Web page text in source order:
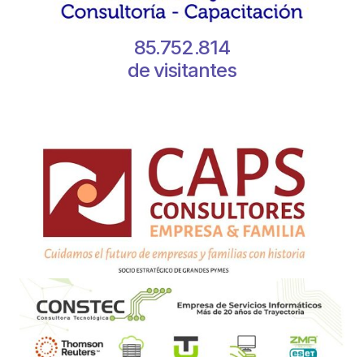
85.752.814
de visitantes